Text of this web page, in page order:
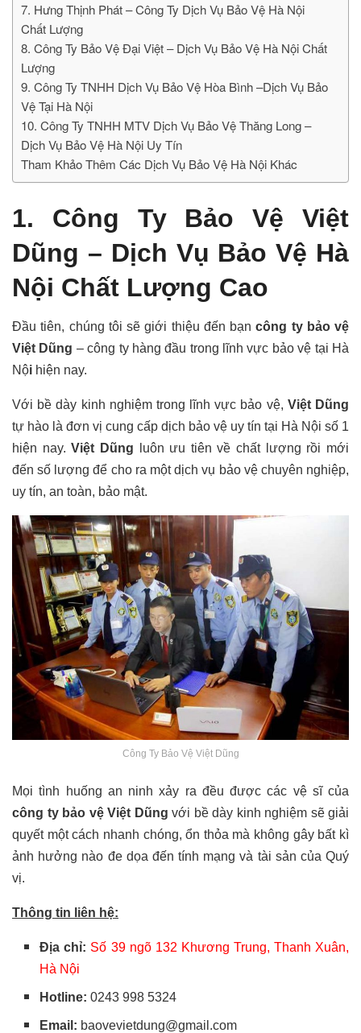
7. Hưng Thịnh Phát – Công Ty Dịch Vụ Bảo Vệ Hà Nội
Chất Lượng
8. Công Ty Bảo Vệ Đại Việt – Dịch Vụ Bảo Vệ Hà Nội Chất
Lượng
9. Công Ty TNHH Dịch Vụ Bảo Vệ Hòa Bình –Dịch Vụ Bảo
Vệ Tại Hà Nội
10. Công Ty TNHH MTV Dịch Vụ Bảo Vệ Thăng Long –
Dịch Vụ Bảo Vệ Hà Nội Uy Tín
Tham Khảo Thêm Các Dịch Vụ Bảo Vệ Hà Nội Khác
1. Công Ty Bảo Vệ Việt
Dũng – Dịch Vụ Bảo Vệ Hà
Nội Chất Lượng Cao
Đầu tiên, chúng tôi sẽ giới thiệu đến bạn công ty bảo vệ
Việt Dũng – công ty hàng đầu trong lĩnh vực bảo vệ tại Hà
Nội hiện nay.
Với bề dày kinh nghiệm trong lĩnh vực bảo vệ, Việt Dũng
tự hào là đơn vị cung cấp dịch bảo vệ uy tín tại Hà Nội số 1
hiện nay.Việt Dũng
luôn ưu tiên về chất lượng rồi mới
đến số lượng để cho ra một dịch vụ bảo vệ chuyên nghiệp,
uy tín, an toàn, bảo mật.
Công Ty Bảo Vệ Việt Dũng
Mọi tình huống an ninh xảy ra đều được các vệ sĩ của
công ty bảo vệ Việt Dũng với bề dày kinh nghiệm sẽ giải
quyết một cách nhanh chóng, ổn thỏa mà không gây bất kì
ảnh hưởng nào đe dọa đến tính mạng và tài sản của Quý
vị.
Thông tin liên hệ:
Địa chỉ: Số 39 ngõ 132 Khương Trung, Thanh Xuân,
Hà Nội
Hotline: 0243 998 5324
Email: baovevietdung@gmail.com